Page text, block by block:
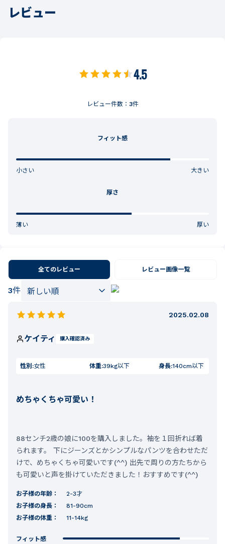
レビュー
4.5
レビュー件数： 3件
フィット感
小さい 大きい
厚さ
薄い 厚い
全てのレビュー レビュー画像一覧
3件
2025.02.08
ケイティ 購入確認済み
性別:女性 体重:39kg以下 身長:140cm以下
めちゃくちゃ可愛い！
88センチ2歳の娘に100を購入しました。袖を１回折れば着
られます。 下にジーンズとかシンプルなパンツを合わせただ
けで、めちゃくちゃ可愛いです(^^) 出先で周りの方たちから
も可愛いと声を掛けていただきました！おすすめです(^^)
お子様の年齢：
2-3才
お子様の身長：
81-90cm
お子様の体重：
11-14kg
フィット感